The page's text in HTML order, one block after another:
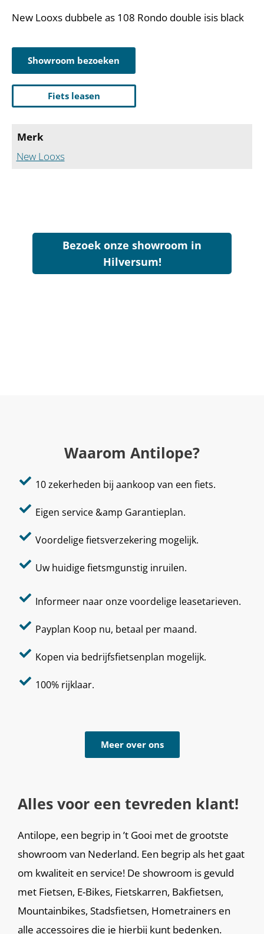
New Looxs dubbele as 108 Rondo double isis black
Showroom bezoeken
Fiets leasen
Merk
New Looxs
Bezoek onze showroom in
Hilversum!
Waarom Antilope?
10 zekerheden bij aankoop van een fiets.
Eigen service &amp Garantieplan.
Voordelige fietsverzekering mogelijk.
Uw huidige fietsmgunstig inruilen.
Informeer naar onze voordelige leasetarieven.
Payplan Koop nu, betaal per maand.
Kopen via bedrijfsfietsenplan mogelijk.
100% rijklaar.
Meer over ons
Alles voor een tevreden klant!
Antilope, een begrip in ’t Gooi met de grootste
showroom van Nederland. Een begrip als het gaat
om kwaliteit en service! De showroom is gevuld
met Fietsen, E-Bikes, Fietskarren, Bakfietsen,
Mountainbikes, Stadsfietsen, Hometrainers en
alle accessoires die je hierbij kunt bedenken.